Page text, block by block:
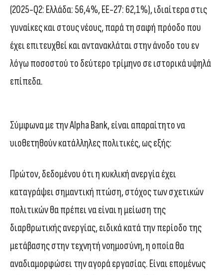
(2025-Q2: Ελλάδα: 56,4%, ΕΕ-27: 62,1%), ιδιαίτερα στις
γυναίκες και στους νέους, παρά τη σαφή πρόοδο που
έχει επιτευχθεί και αντανακλάται στην άνοδο του εν
λόγω ποσοστού το δεύτερο τρίμηνο σε ιστορικά υψηλά
επίπεδα.
Σύμφωνα με την Alpha Bank, είναι απαραίτητο να
υιοθετηθούν κατάλληλες πολιτικές, ως εξής:
Πρώτον, δεδομένου ότι η κυκλική ανεργία έχει
καταγράψει σημαντική πτώση, στόχος των σχετικών
πολιτικών θα πρέπει να είναι η μείωση της
διαρθρωτικής ανεργίας, ειδικά κατά την περίοδο της
μετάβασης στην τεχνητή νοημοσύνη, η οποία θα
αναδιαμορφώσει την αγορά εργασίας. Είναι επομένως